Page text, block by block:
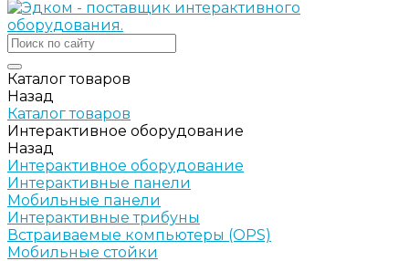
Каталог товаров
Назад
Каталог товаров
Интерактивное оборудование
Назад
Интерактивное оборудование
Интерактивные панели
Мобильные панели
Интерактивные трибуны
Встраиваемые компьютеры (OPS)
Мобильные стойки